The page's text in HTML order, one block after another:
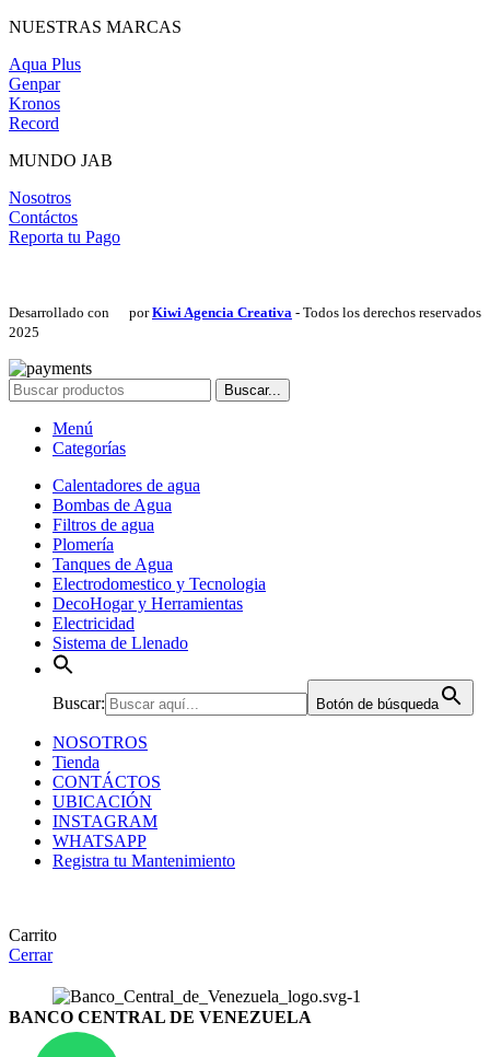
NUESTRAS MARCAS
Aqua Plus
Genpar
Kronos
Record
MUNDO JAB
Nosotros
Contáctos
Reporta tu Pago
Desarrollado con porKiwi Agencia Creativa - Todos los derechos reservados
2025
Buscar...
Menú
Categorías
Calentadores de agua
Bombas de Agua
Filtros de agua
Plomería
Tanques de Agua
Electrodomestico y Tecnologia
DecoHogar y Herramientas
Electricidad
Sistema de Llenado
Buscar: Botón de búsqueda
NOSOTROS
Tienda
CONTÁCTOS
UBICACIÓN
INSTAGRAM
WHATSAPP
Registra tu Mantenimiento
Carrito
Cerrar
BANCO CENTRAL DE VENEZUELA